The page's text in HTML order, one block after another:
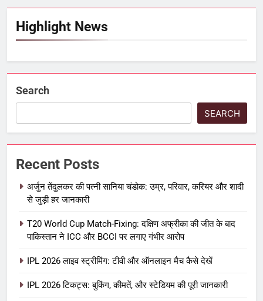
Highlight News
Search
SEARCH
Recent Posts
अर्जुन तेंदुलकर की पत्नी सानिया चंडोक: उम्र, परिवार, करियर और शादी
से जुड़ी हर जानकारी
T20 World Cup Match-Fixing: दक्षिण अफ्रीका की जीत के बाद
पाकिस्तान ने ICC और BCCI पर लगाए गंभीर आरोप
IPL 2026 लाइव स्ट्रीमिंग: टीवी और ऑनलाइन मैच कैसे देखें
IPL 2026 टिकट्स: बुकिंग, कीमतें, और स्टेडियम की पूरी जानकारी